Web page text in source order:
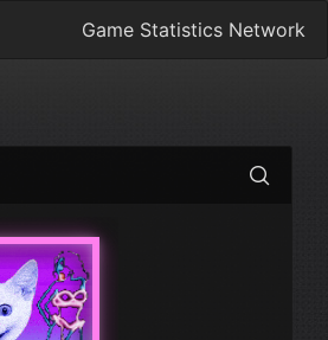
Game Statistics Network